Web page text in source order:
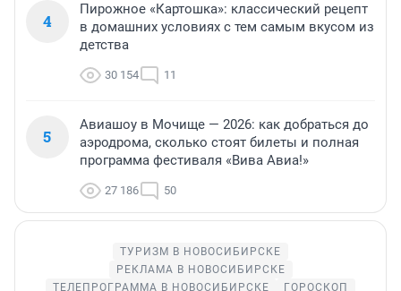
4
Пирожное «Картошка»: классический рецепт
в домашних условиях с тем самым вкусом из
детства
30 154 11
5
Авиашоу в Мочище — 2026: как добраться до
аэродрома, сколько стоят билеты и полная
программа фестиваля «Вива Авиа!»
27 186 50
ТУРИЗМ В НОВОСИБИРСКЕ
РЕКЛАМА В НОВОСИБИРСКЕ
ТЕЛЕПРОГРАММА В НОВОСИБИРСКЕ
ГОРОСКОП